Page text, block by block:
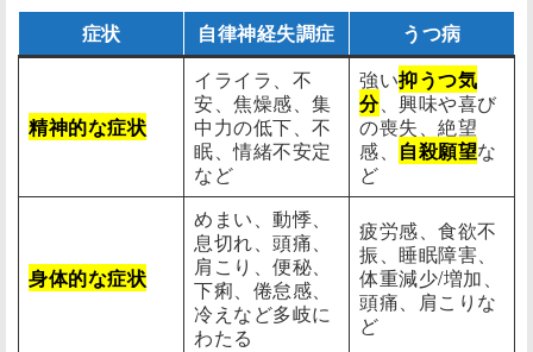
症状 自律神経失調症 うつ病
精神的な症状
イライラ、不
安、焦燥感、集
中力の低下、不
眠、情緒不安定
など
強い抑うつ気
分、興味や喜び
の喪失、絶望
感、 自殺願望な
ど
身体的な症状
めまい、動悸、
息切れ、頭痛、
肩こり、便秘、
下痢、倦怠感、
冷えなど多岐に
わたる
疲労感、食欲不
振、睡眠障害、
体重減少/増加、
頭痛、肩こりな
ど